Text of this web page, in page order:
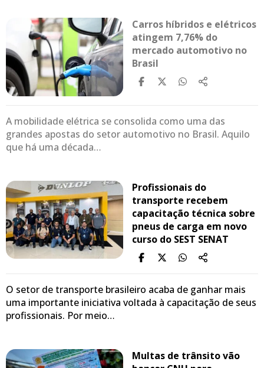
Carros híbridos e elétricos
atingem 7,76% do
mercado automotivo no
Brasil
A mobilidade elétrica se consolida como uma das
grandes apostas do setor automotivo no Brasil. Aquilo
que há uma década…
Profissionais do
transporte recebem
capacitação técnica sobre
pneus de carga em novo
curso do SEST SENAT
O setor de transporte brasileiro acaba de ganhar mais
uma importante iniciativa voltada à capacitação de seus
profissionais. Por meio…
Multas de trânsito vão